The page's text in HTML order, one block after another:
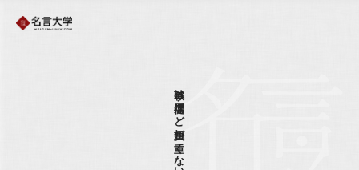
戦争は従属ほど負担が重くない